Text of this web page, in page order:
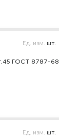
ГОСТ 8787-68
Ед. изм. шт.
Ед. изм. шт.